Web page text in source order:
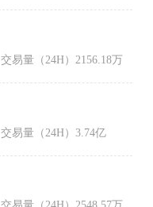
交易量（24H） 2156.18万
交易量（24H）3.74亿